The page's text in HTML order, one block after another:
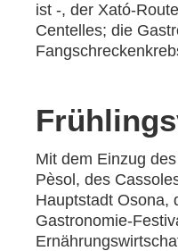
ist -, der Xató-
Centelles; die
Mit dem Einzug
Pèsol, des
Hauptstadt Osona,
Gastronomie-